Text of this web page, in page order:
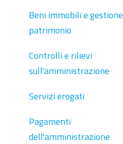
Beni immobili e gestione
patrimonio
Controlli e rilievi
sull'amministrazione
Servizi erogati
Pagamenti
dell'amministrazione